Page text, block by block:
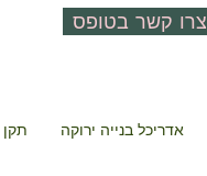
צרו קשר בטופס
אדריכל בנייה ירוקה תקן